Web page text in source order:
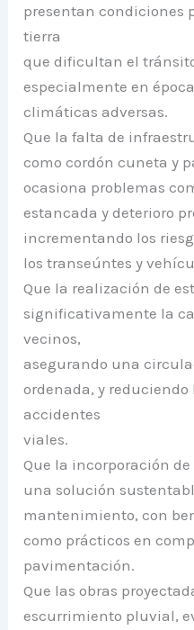
presentan condiciones
tierra
que dificultan el
especialmente en
climáticas adversas.
Que la falta de
como cordón cuneta y
ocasiona problemas
estancada y deterioro
incrementando los
los transeúntes y
Que la realización de
significativamente la
vecinos,
asegurando una
ordenada, y reduciendo
accidentes
viales.
Que la incorporación
una solución
mantenimiento, con
como prácticos en
pavimentación.
Que las obras
escurrimiento pluvial,